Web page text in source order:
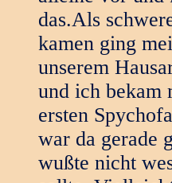
das.Als
kamen ging
unserem
und ich bekam
ersten
war da gerade
wußte nicht